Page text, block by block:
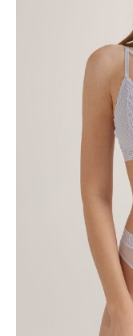
DODAJ DO
Jak złożyć zamówienie
POWIADOM MNIE O
ПОЛУЧИТЬ
darmowa od 99
czas dostawy: 1-2 dni
Paczkomaty InPost 24/7,
czas dostawy: 1-2 dni
w
pn.- czw. 8:00 - 16:00,